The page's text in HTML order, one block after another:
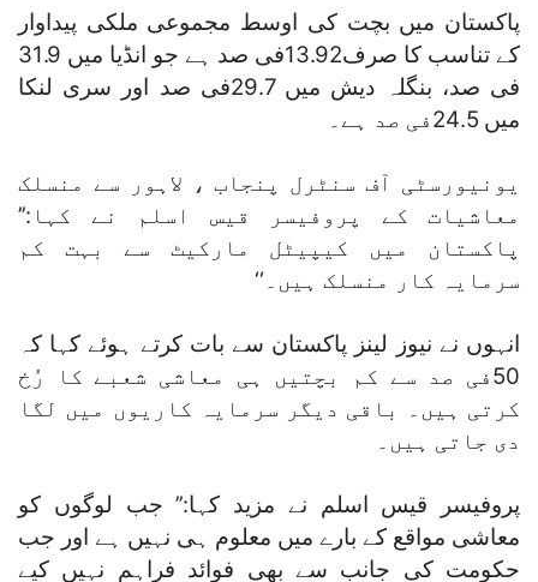
پاکستان میں بچت کی اوسط مجموعی ملکی پیداوار
کے تناسب کا صرف13.92فی صد ہے جو انڈیا میں 31.9
فی صد، بنگلہ دیش میں 29.7فی صد اور سری لنکا
میں 24.5فی صد ہے۔
یونیورسٹی آف سنٹرل پنجاب ، لاہور سے منسلک
معاشیات کے پروفیسر قیس اسلم نے کہا:’’
پاکستان میں کیپیٹل مارکیٹ سے بہت کم
سرمایہ کار منسلک ہیں۔‘‘
انہوں نے نیوز لینز پاکستان سے بات کرتے ہوئے کہا کہ
50فی صد سے کم بچتیں ہی معاشی شعبے کا رُخ
کرتی ہیں۔ باقی دیگر سرمایہ کاریوں میں لگا
دی جاتی ہیں۔
پروفیسر قیس اسلم نے مزید کہا:’’ جب لوگوں کو
معاشی مواقع کے بارے میں معلوم ہی نہیں ہے اور جب
حکومت کی جانب سے بھی فوائد فراہم نہیں کیے